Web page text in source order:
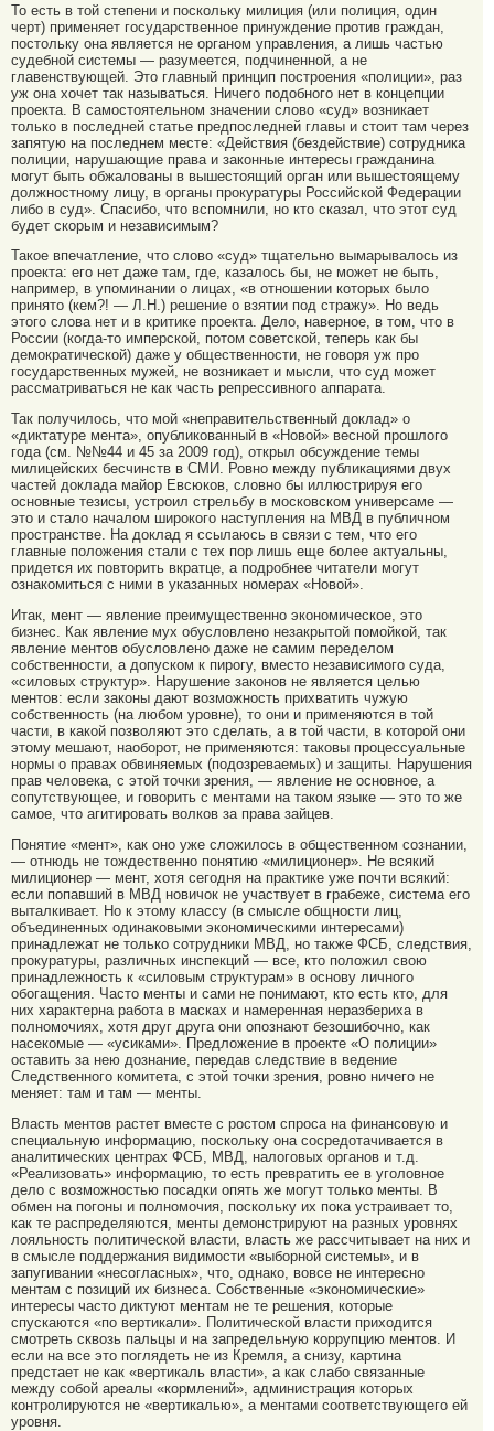
То есть в той степени и поскольку милиция (или полиция, один
черт) применяет государственное принуждение против граждан,
постольку она является не органом управления, а лишь частью
судебной системы — разумеется, подчиненной, а не
главенствующей. Это главный принцип построения «полиции», раз
уж она хочет так называться. Ничего подобного нет в концепции
проекта. В самостоятельном значении слово «суд» возникает
только в последней статье предпоследней главы и стоит там через
запятую на последнем месте: «Действия (бездействие) сотрудника
полиции, нарушающие права и законные интересы гражданина
могут быть обжалованы в вышестоящий орган или вышестоящему
должностному лицу, в органы прокуратуры Российской Федерации
либо в суд». Спасибо, что вспомнили, но кто сказал, что этот суд
будет скорым и независимым?
Такое впечатление, что слово «суд» тщательно вымарывалось из
проекта: его нет даже там, где, казалось бы, не может не быть,
например, в упоминании о лицах, «в отношении которых было
принято (кем?! — Л.Н.) решение о взятии под стражу». Но ведь
этого слова нет и в критике проекта. Дело, наверное, в том, что в
России (когда-то имперской, потом советской, теперь как бы
демократической) даже у общественности, не говоря уж про
государственных мужей, не возникает и мысли, что суд может
рассматриваться не как часть репрессивного аппарата.
Так получилось, что мой «неправительственный доклад» о
«диктатуре мента», опубликованный в «Новой» весной прошлого
года (см. №№44 и 45 за 2009 год), открыл обсуждение темы
милицейских бесчинств в СМИ. Ровно между публикациями двух
частей доклада майор Евсюков, словно бы иллюстрируя его
основные тезисы, устроил стрельбу в московском универсаме —
это и стало началом широкого наступления на МВД в публичном
пространстве. На доклад я ссылаюсь в связи с тем, что его
главные положения стали с тех пор лишь еще более актуальны,
придется их повторить вкратце, а подробнее читатели могут
ознакомиться с ними в указанных номерах «Новой».
Итак, мент — явление преимущественно экономическое, это
бизнес. Как явление мух обусловлено незакрытой помойкой, так
явление ментов обусловлено даже не самим переделом
собственности, а допуском к пирогу, вместо независимого суда,
«силовых структур». Нарушение законов не является целью
ментов: если законы дают возможность прихватить чужую
собственность (на любом уровне), то они и применяются в той
части, в какой позволяют это сделать, а в той части, в которой они
этому мешают, наоборот, не применяются: таковы процессуальные
нормы о правах обвиняемых (подозреваемых) и защиты. Нарушения
прав человека, с этой точки зрения, — явление не основное, а
сопутствующее, и говорить с ментами на таком языке — это то же
самое, что агитировать волков за права зайцев.
Понятие «мент», как оно уже сложилось в общественном сознании,
— отнюдь не тождественно понятию «милиционер». Не всякий
милиционер — мент, хотя сегодня на практике уже почти всякий:
если попавший в МВД новичок не участвует в грабеже, система его
выталкивает. Но к этому классу (в смысле общности лиц,
объединенных одинаковыми экономическими интересами)
принадлежат не только сотрудники МВД, но также ФСБ, следствия,
прокуратуры, различных инспекций — все, кто положил свою
принадлежность к «силовым структурам» в основу личного
обогащения. Часто менты и сами не понимают, кто есть кто, для
них характерна работа в масках и намеренная неразбериха в
полномочиях, хотя друг друга они опознают безошибочно, как
насекомые — «усиками». Предложение в проекте «О полиции»
оставить за нею дознание, передав следствие в ведение
Следственного комитета, с этой точки зрения, ровно ничего не
меняет: там и там — менты.
Власть ментов растет вместе с ростом спроса на финансовую и
специальную информацию, поскольку она сосредотачивается в
аналитических центрах ФСБ, МВД, налоговых органов и т.д.
«Реализовать» информацию, то есть превратить ее в уголовное
дело с возможностью посадки опять же могут только менты. В
обмен на погоны и полномочия, поскольку их пока устраивает то,
как те распределяются, менты демонстрируют на разных уровнях
лояльность политической власти, власть же рассчитывает на них и
в смысле поддержания видимости «выборной системы», и в
запугивании «несогласных», что, однако, вовсе не интересно
ментам с позиций их бизнеса. Собственные «экономические»
интересы часто диктуют ментам не те решения, которые
спускаются «по вертикали». Политической власти приходится
смотреть сквозь пальцы и на запредельную коррупцию ментов. И
если на все это поглядеть не из Кремля, а снизу, картина
предстает не как «вертикаль власти», а как слабо связанные
между собой ареалы «кормлений», администрация которых
контролируются не «вертикалью», а ментами соответствующего ей
уровня.